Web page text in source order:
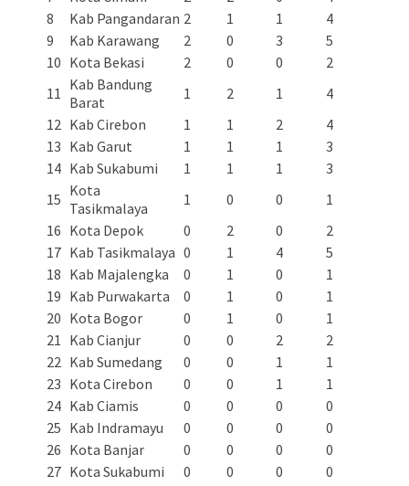
8
Kab Pangandaran 2 1 1
4
9
Kab Karawang 2 0 3
5
10 Kota Bekasi 2 0 0
2
11 Kab Bandung
Barat
1 2 1
4
12 Kab Cirebon 1 1 2
4
13 Kab Garut 1 1 1
3
14 Kab Sukabumi 1 1 1
3
15 Kota
Tasikmalaya
1 0 0
1
16 Kota Depok 0 2 0
2
17 Kab Tasikmalaya 0 1 4
5
18 Kab Majalengka 0 1 0
1
19 Kab Purwakarta 0 1 0
1
20 Kota Bogor 0 1 0
1
21 Kab Cianjur 0 0 2
2
22 Kab Sumedang 0 0 1
1
23 Kota Cirebon 0 0 1
1
24 Kab Ciamis 0 0 0
0
25 Kab Indramayu 0 0 0
0
26 Kota Banjar 0 0 0
0
27 Kota Sukabumi 0 0 0
0